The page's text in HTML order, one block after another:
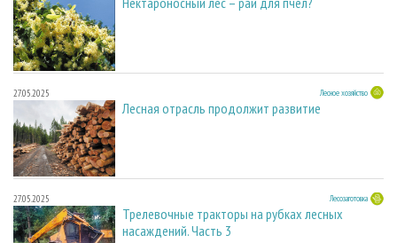
27.05.2025 Лесное хозяйство
Лесная отрасль продолжит развитие
27.05.2025 Лесозаготовка
Трелевочные тракторы на рубках лесных
насаждений. Часть 3